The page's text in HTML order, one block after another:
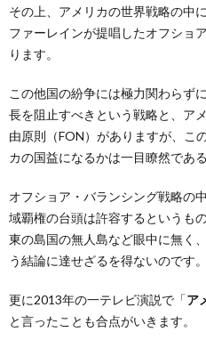
その上、アメリカの世界戦略の中
ファーレインが提唱したオフショ
ります。
この他国の紛争には極力関わらず
長を阻止すべきという戦略と、ア
由原則（FON）がありますが、こ
カの国益になるかは一目瞭然であ
オフショア・バランシング戦略の
域覇権の台頭は許容するというも
東の島国の無人島など眼中に無く
う結論に達せざるを得ないのです。
更に2013年の一テレビ演説で「ア
と言ったことも合点がいきます。